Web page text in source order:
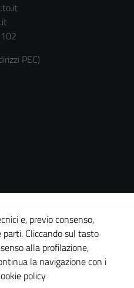
PEC)
e, previo consenso,
Cliccando sul tasto
alla profilazione,
la navigazione con i
policy
essere